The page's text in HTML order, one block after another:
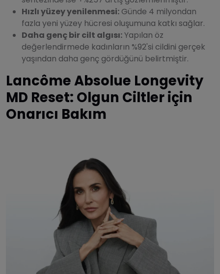
Hızlı yüzey yenilenmesi: Günde 4 milyondan
fazla yeni yüzey hücresi oluşumuna katkı sağlar.
Daha genç bir cilt algısı:Yapılan öz
değerlendirmede kadınların %92'si cildini gerçek
yaşından daha genç gördüğünü belirtmiştir.
Lancôme Absolue Longevity
MD Reset: Olgun Ciltler için
Onarıcı Bakım